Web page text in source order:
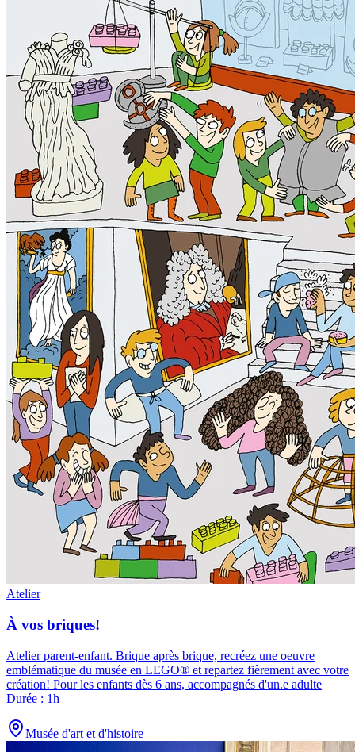
Atelier
À vos briques!
Atelier parent-enfant. Brique après brique, recréez une oeuvre
emblématique du musée en LEGO® et repartez fièrement avec votre
création! Pour les enfants dès 6 ans, accompagnés d'un.e adulte
Durée : 1h
Musée d'art et d'histoire